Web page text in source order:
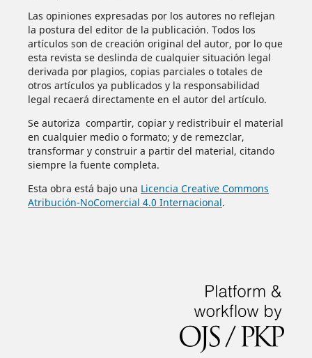
Las opiniones expresadas por los autores no reflejan
la postura del editor de la publicación. Todos los
artículos son de creación original del autor, por lo que
esta revista se deslinda de cualquier situación legal
derivada por plagios, copias parciales o totales de
otros artículos ya publicados y la responsabilidad
legal recaerá directamente en el autor del artículo.
Se autoriza compartir, copiar y redistribuir el material
en cualquier medio o formato; y de remezclar,
transformar y construir a partir del material, citando
siempre la fuente completa.
Esta obra está bajo una Licencia Creative Commons
Atribución-NoComercial 4.0 Internacional.